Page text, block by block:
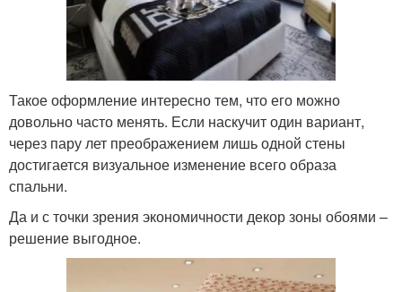
Такое оформление интересно тем, что его можно
довольно часто менять. Если наскучит один вариант,
через пару лет преображением лишь одной стены
достигается визуальное изменение всего образа
спальни.
Да и с точки зрения экономичности декор зоны обоями –
решение выгодное.